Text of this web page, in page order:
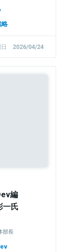
2026/04/24
編
氏
部長